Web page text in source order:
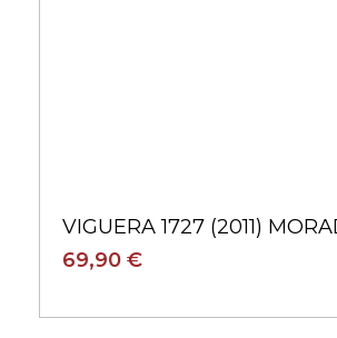
VIGUERA 1727 (2011)
69,90 €